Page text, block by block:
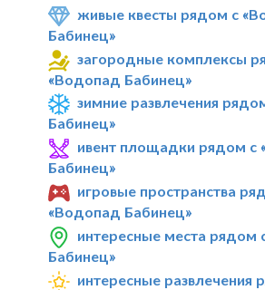
живые квесты рядом с
Бабинец»
загородные комплексы
«Водопад Бабинец»
зимние развлечения
Бабинец»
ивент площадки рядом с
Бабинец»
игровые пространства
«Водопад Бабинец»
интересные места рядом
Бабинец»
интересные развлечения